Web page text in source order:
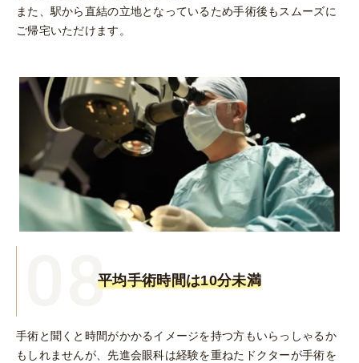
また、駅から直結の立地となっているため手術後もスムーズに
ご帰宅いただけます。
08平均手術時間は10分未満
手術と聞くと時間がかかるイメージを持つ方もいらっしゃるか
もしれませんが、先進会眼科は経験を重ねたドクターが手術を